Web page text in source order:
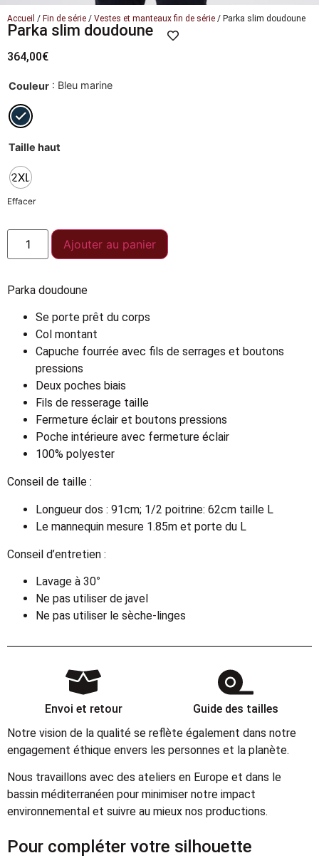
Accueil / Fin de série / Vestes et manteaux fin de série / Parka slim doudoune
Parka slim doudoune
364,00€
Couleur : Bleu marine
Taille haut
2XL
Effacer
Ajouter au panier
Parka doudoune
Se porte prêt du corps
Col montant
Capuche fourrée avec fils de serrages et boutons
pressions
Deux poches biais
Fils de resserage taille
Fermeture éclair et boutons pressions
Poche intérieure avec fermeture éclair
100% polyester
Conseil de taille :
Longueur dos : 91cm; 1/2 poitrine: 62cm taille L
Le mannequin mesure 1.85m et porte du L
Conseil d’entretien :
Lavage à 30°
Ne pas utiliser de javel
Ne pas utiliser le sèche-linges
Envoi et retour
Guide des tailles
Notre vision de la qualité se reflète également dans notre
engagement éthique envers les personnes et la planète.
Nous travaillons avec des ateliers en Europe et dans le
bassin méditerranéen pour minimiser notre impact
environnemental et suivre au mieux nos productions.
Pour compléter votre silhouette